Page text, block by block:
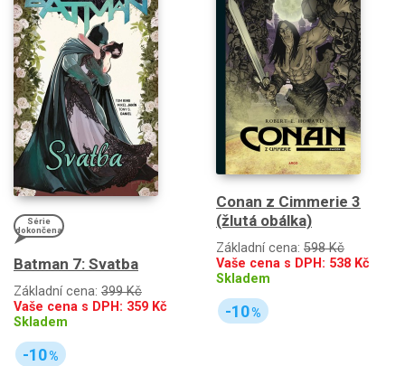
Série
dokončena
Batman 7: Svatba
Základní cena: 399 Kč
Vaše cena s DPH: 359 Kč
Skladem
-10%
Conan z Cimmerie 3
(žlutá obálka)
Základní cena: 598 Kč
Vaše cena s DPH: 538 Kč
Skladem
-10%